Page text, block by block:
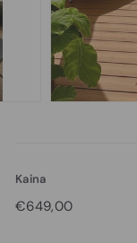
Kaina
Reguliari
€649,00€649,00